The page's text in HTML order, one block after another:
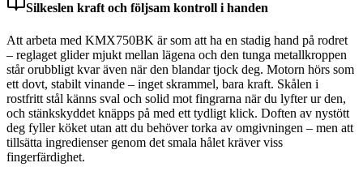
Silkeslen kraft och följsam kontroll i handen
Att arbeta med KMX750BK är som att ha en stadig hand på rodret
– reglaget glider mjukt mellan lägena och den tunga metallkroppen
står orubbligt kvar även när den blandar tjock deg. Motorn hörs som
ett dovt, stabilt vinande – inget skrammel, bara kraft. Skålen i
rostfritt stål känns sval och solid mot fingrarna när du lyfter ur den,
och stänkskyddet knäpps på med ett tydligt klick. Doften av nystött
deg fyller köket utan att du behöver torka av omgivningen – men att
tillsätta ingredienser genom det smala hålet kräver viss
fingerfärdighet.